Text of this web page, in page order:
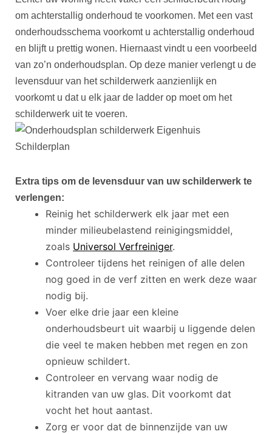
om achterstallig onderhoud te voorkomen. Met een vast
onderhoudsschema voorkomt u achterstallig onderhoud
en blijft u prettig wonen. Hiernaast vindt u een voorbeeld
van zo’n onderhoudsplan. Op deze manier verlengt u de
levensduur van het schilderwerk aanzienlijk en
voorkomt u dat u elk jaar de ladder op moet om het
schilderwerk uit te voeren.
Extra tips om de levensduur van uw schilderwerk te
verlengen:
Reinig het schilderwerk elk jaar met een
minder milieubelastend reinigingsmiddel,
zoals Universol Verfreiniger.
Controleer tijdens het reinigen of alle delen
nog goed in de verf zitten en werk deze waar
nodig bij.
Voer elke drie jaar een kleine
onderhoudsbeurt uit waarbij u liggende delen
die veel te maken hebben met regen en zon
opnieuw schildert.
Controleer en vervang waar nodig de
kitranden van uw glas. Dit voorkomt dat
vocht het hout aantast.
Zorg er voor dat de binnenzijde van uw